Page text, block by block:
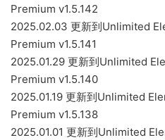
Premium v1.5.142
2025.02.03 更新到Unlimited
Premium v1.5.141
2025.01.29 更新到Unlimited
Premium v1.5.140
2025.01.19 更新到Unlimited
Premium v1.5.138
2025.01.01 更新到Unlimited